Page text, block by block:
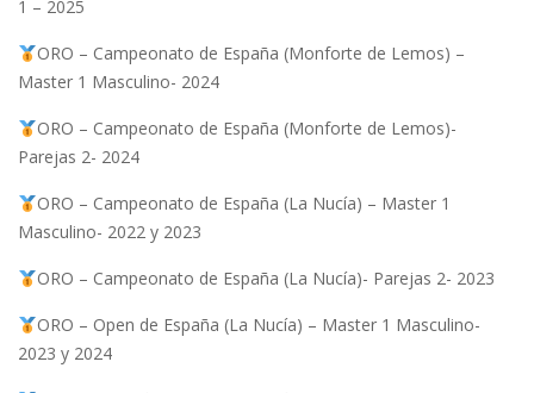
1 – 2025
ORO – Campeonato de España (Monforte de Lemos) –
Master 1 Masculino- 2024
ORO – Campeonato de España (Monforte de Lemos)-
Parejas 2- 2024
ORO – Campeonato de España (La Nucía) – Master 1
Masculino- 2022 y 2023
ORO – Campeonato de España (La Nucía)- Parejas 2- 2023
ORO – Open de España (La Nucía) – Master 1 Masculino-
2023 y 2024